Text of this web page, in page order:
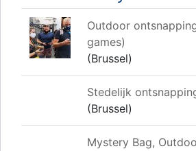
Outdoor
games)
(Brussel)
Stedelijk
(Brussel)
Mystery Bag,